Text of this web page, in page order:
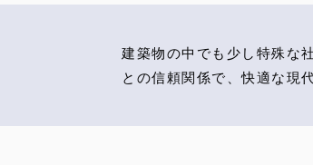
建築物の中でも少し特殊な
との信頼関係で、快適な現